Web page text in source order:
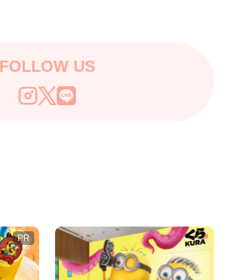
FOLLOW US